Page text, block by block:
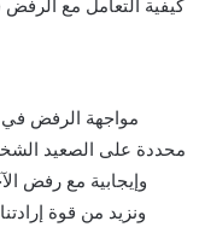
مواجهة الرفض في
محددة على الصعيد
وإيجابية مع رفض
ونزيد من قوة